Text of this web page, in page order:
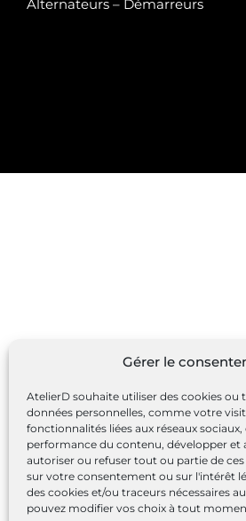
Gérer le
AtelierD souhaite utiliser des cookies ou
données personnelles, comme votre
fonctionnalités liées aux réseaux
performance du contenu, développer et
autoriser ou refuser tout ou partie de
sur votre consentement ou sur l'intérêt
des cookies et/ou traceurs nécessaires
pouvez modifier vos choix à tout
Alternateurs – Démarreurs